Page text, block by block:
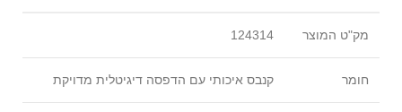
מק"ט המוצר 124314
חומר קנבס איכותי עם הדפסה דיגיטלית מדויקת